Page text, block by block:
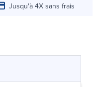
Jusqu'à 4X sans frais